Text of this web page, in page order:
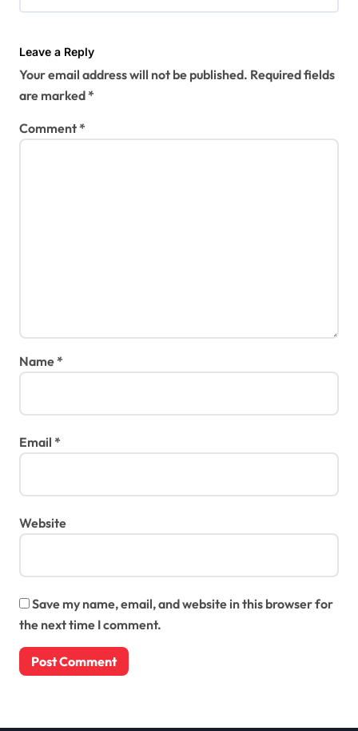
i
o
n
Leave a Reply
Your email address will not be published. Required fields
are marked*
Comment*
Name*
Email *
Website
Save my name, email, and website in this browser for
the next time I comment.